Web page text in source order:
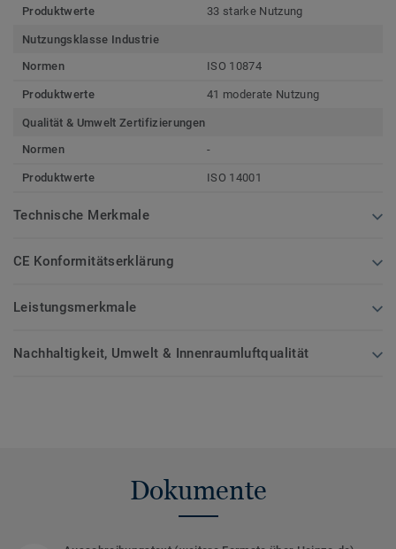
Produktwerte 33 starke Nutzung
Nutzungsklasse Industrie
Normen
ISO 10874
Produktwerte 41 moderate Nutzung
Qualität & Umwelt Zertifizierungen
Normen
-
Produktwerte ISO 14001
Technische Merkmale
CE Konformitätserklärung
Leistungsmerkmale
Nachhaltigkeit, Umwelt & Innenraumluftqualität
Dokumente